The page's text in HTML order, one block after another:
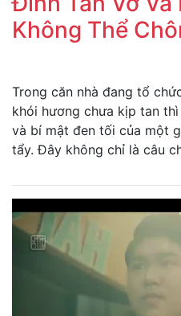
Không Thể
Trong căn nhà đang tổ
khói hương chưa kịp tan
và bí mật đen tối của một
tẩy. Đây không chỉ là câu